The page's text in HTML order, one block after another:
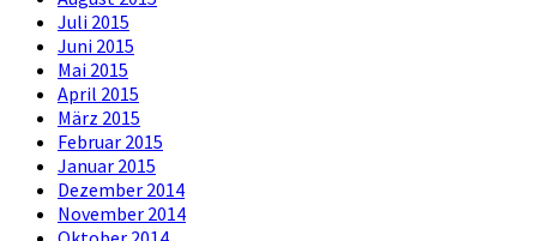
Juli 2015
Juni 2015
Mai 2015
April 2015
März 2015
Februar 2015
Januar 2015
Dezember 2014
November 2014